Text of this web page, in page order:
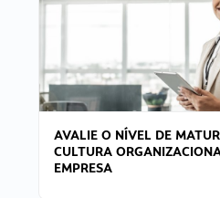
AVALIE O NÍVEL DE
CULTURA
EMPRESA